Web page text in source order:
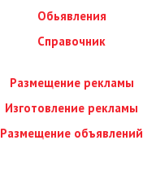
Обьявления
Справочник
Размещение рекламы
Изготовление рекламы
Размещение объявлений